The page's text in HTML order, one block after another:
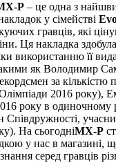
P – це одна з
у сімействі
гравців, які
Ця накладка
використанню її
як Володимир
за кількістю
Олімпіади 2016 року),
року в одиночному
Співдружності,
На сьогодніMX-P
у нас в магазині,
серед гравців